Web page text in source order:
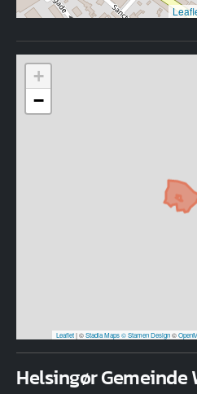
+
−
Leaflet|©Stadia Maps© Stamen Design©
Helsingør Gemeinde